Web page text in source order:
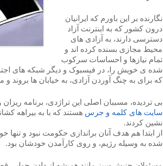
نگارنده بر این باورم که ایرانیان
درون کشور که به اینترنت آزاد
دسترسی دارند، به آزادی های
محیط مجازی بسنده کرده اند و
تمام نیازها و احساسات سرکوب
شده ی خویش را، در فیسبوک و دیگر شبکه های
که برای به چنگ آوردن آزادی، به خیابان ها بروند و
بی تردیده، مسببان اصلی این تراژدی، برنامه ریزان
سایت های کلمه و جرس هستند که با به بیراهه
نشین کردند.
از ابتدا هم هدف آنان براندازی حکومت نبود و
شده به وسیله رژیم، و روی کارآمدن خودشان بود.